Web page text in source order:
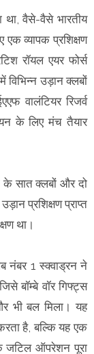
था, वैसे-वैसे भारतीय
एक व्यापक प्रशिक्षण
रॉयल एयर फोर्स
उड़ान क्लबों
वालंटियर रिजर्व
के लिए मंच तैयार
सात क्लबों और दो
प्रशिक्षण प्राप्त
था।
1 स्क्वाड्रन ने
बॉम्बे वॉर गिफ्ट्स
भी बल मिला। यह
है, बल्कि यह एक
जटिल ऑपरेशन पूरा